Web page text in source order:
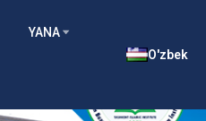
YANA
O'zbek